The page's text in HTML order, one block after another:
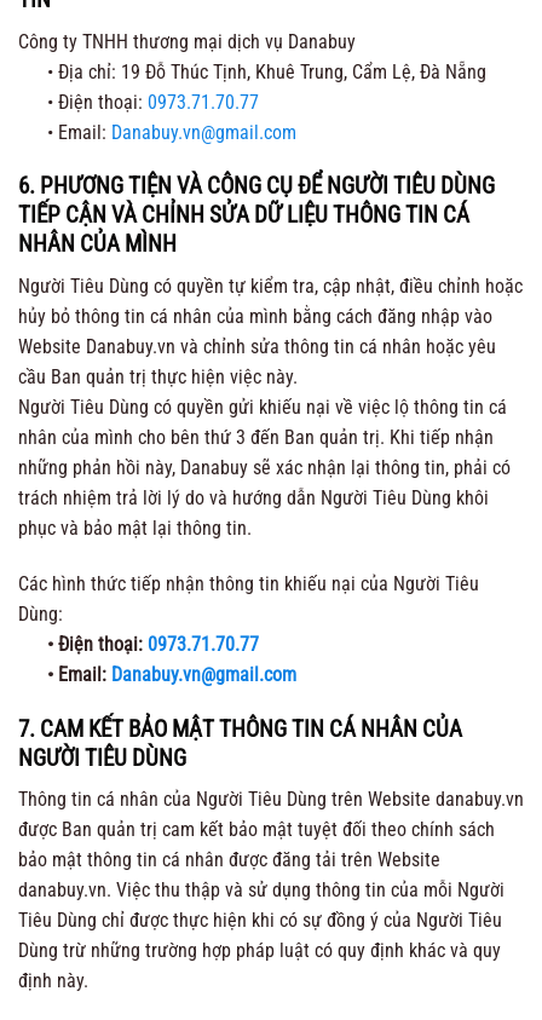
Công ty TNHH thương mại dịch vụ Danabuy
• Địa chỉ: 19 Đỗ Thúc Tịnh, Khuê Trung, Cẩm Lệ, Đà Nẵng
• Điện thoại: 0973.71.70.77
• Email: Danabuy.vn@gmail.com
6. PHƯƠNG TIỆN VÀ CÔNG CỤ ĐỂ NGƯỜI TIÊU DÙNG
TIẾP CẬN VÀ CHỈNH SỬA DỮ LIỆU THÔNG TIN CÁ
NHÂN CỦA MÌNH
Người Tiêu Dùng có quyền tự kiểm tra, cập nhật, điều chỉnh hoặc
hủy bỏ thông tin cá nhân của mình bằng cách đăng nhập vào
Website Danabuy.vn và chỉnh sửa thông tin cá nhân hoặc yêu
cầu Ban quản trị thực hiện việc này.
Người Tiêu Dùng có quyền gửi khiếu nại về việc lộ thông tin cá
nhân của mình cho bên thứ 3 đến Ban quản trị. Khi tiếp nhận
những phản hồi này, Danabuy sẽ xác nhận lại thông tin, phải có
trách nhiệm trả lời lý do và hướng dẫn Người Tiêu Dùng khôi
phục và bảo mật lại thông tin.
Các hình thức tiếp nhận thông tin khiếu nại của Người Tiêu
Dùng:
• Điện thoại: 0973.71.70.77
• Email: Danabuy.vn@gmail.com
7. CAM KẾT BẢO MẬT THÔNG TIN CÁ NHÂN CỦA
NGƯỜI TIÊU DÙNG
Thông tin cá nhân của Người Tiêu Dùng trên Website danabuy.vn
được Ban quản trị cam kết bảo mật tuyệt đối theo chính sách
bảo mật thông tin cá nhân được đăng tải trên Website
danabuy.vn. Việc thu thập và sử dụng thông tin của mỗi Người
Tiêu Dùng chỉ được thực hiện khi có sự đồng ý của Người Tiêu
Dùng trừ những trường hợp pháp luật có quy định khác và quy
định này.